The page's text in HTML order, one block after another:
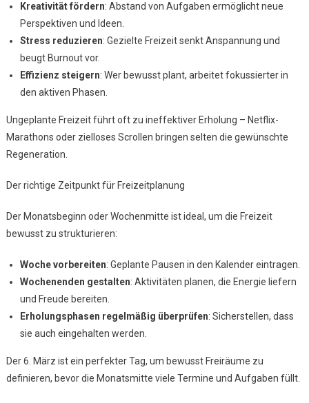
Kreativität fördern: Abstand von Aufgaben ermöglicht neue
Perspektiven und Ideen.
Stress reduzieren: Gezielte Freizeit senkt Anspannung und
beugt Burnout vor.
Effizienz steigern: Wer bewusst plant, arbeitet fokussierter in
den aktiven Phasen.
Ungeplante Freizeit führt oft zu ineffektiver Erholung – Netflix-
Marathons oder zielloses Scrollen bringen selten die gewünschte
Regeneration.
Der richtige Zeitpunkt für Freizeitplanung
Der Monatsbeginn oder Wochenmitte ist ideal, um die Freizeit
bewusst zu strukturieren:
Woche vorbereiten: Geplante Pausen in den Kalender eintragen.
Wochenenden gestalten: Aktivitäten planen, die Energie liefern
und Freude bereiten.
Erholungsphasen regelmäßig überprüfen: Sicherstellen, dass
sie auch eingehalten werden.
Der 6. März ist ein perfekter Tag, um bewusst Freiräume zu
definieren, bevor die Monatsmitte viele Termine und Aufgaben füllt.